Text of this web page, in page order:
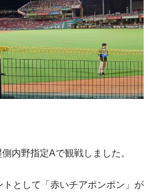
内野指定Aで観戦しました。
トとして「赤いチアポンポン」が